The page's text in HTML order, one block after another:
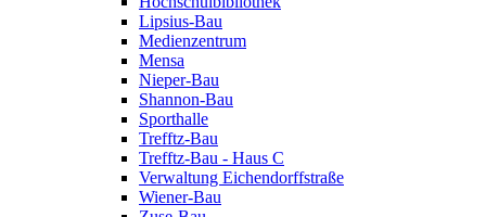
Lipsius-Bau
Medienzentrum
Mensa
Nieper-Bau
Shannon-Bau
Sporthalle
Trefftz-Bau
Trefftz-Bau - Haus C
Verwaltung Eichendorffstraße
Wiener-Bau